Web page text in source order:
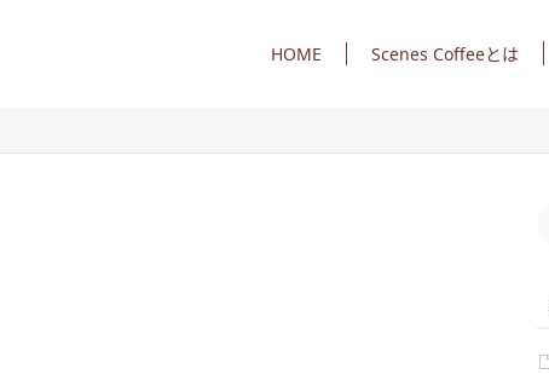
HOME Scenes Coffeeとは